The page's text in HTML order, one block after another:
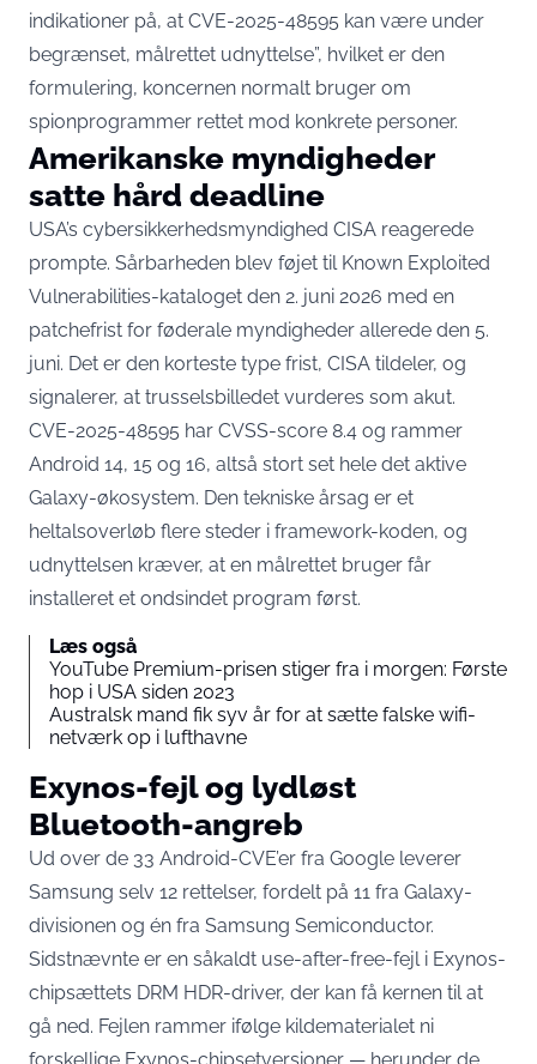
indikationer på, at CVE-2025-48595 kan være under
begrænset, målrettet udnyttelse”, hvilket er den
formulering, koncernen normalt bruger om
spionprogrammer rettet mod konkrete personer.
Amerikanske myndigheder
satte hård deadline
USA’s cybersikkerhedsmyndighed CISA reagerede
prompte. Sårbarheden blev føjet til Known Exploited
Vulnerabilities-kataloget den 2. juni 2026 med en
patchefrist for føderale myndigheder allerede den 5.
juni. Det er den korteste type frist, CISA tildeler, og
signalerer, at trusselsbilledet vurderes som akut.
CVE-2025-48595 har CVSS-score 8.4 og rammer
Android 14, 15 og 16, altså stort set hele det aktive
Galaxy-økosystem. Den tekniske årsag er et
heltalsoverløb flere steder i framework-koden, og
udnyttelsen kræver, at en målrettet bruger får
installeret et ondsindet program først.
Læs også
YouTube Premium-prisen stiger fra i morgen: Første
hop i USA siden 2023
Australsk mand fik syv år for at sætte falske wifi-
netværk op i lufthavne
Exynos-fejl og lydløst
Bluetooth-angreb
Ud over de 33 Android-CVE’er fra Google leverer
Samsung selv 12 rettelser, fordelt på 11 fra Galaxy-
divisionen og én fra Samsung Semiconductor.
Sidstnævnte er en såkaldt use-after-free-fejl i Exynos-
chipsættets DRM HDR-driver, der kan få kernen til at
gå ned. Fejlen rammer ifølge kildematerialet ni